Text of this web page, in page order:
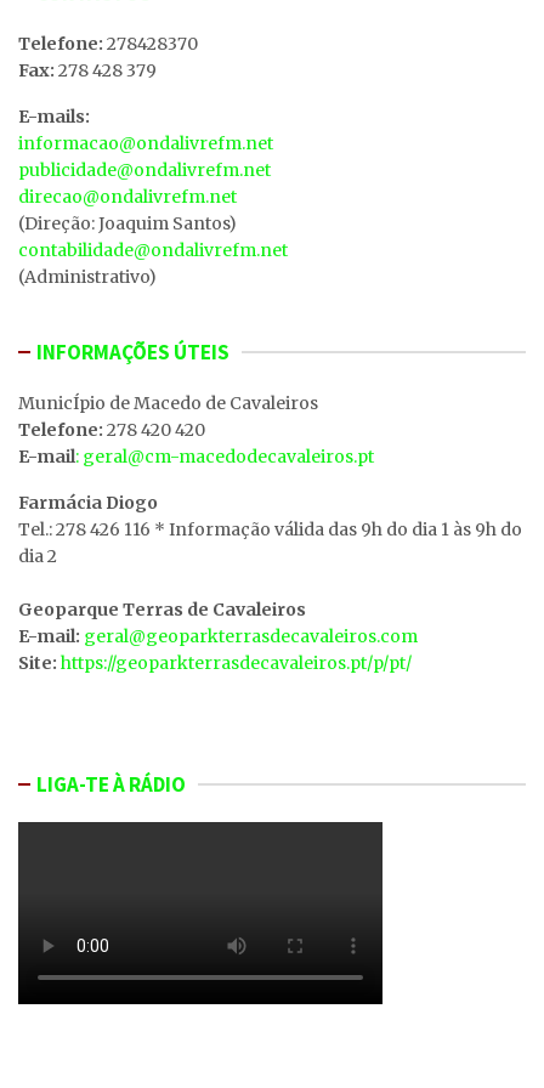
Telefone: 278428370
Fax: 278 428 379
E-mails:
informacao@ondalivrefm.net
publicidade@ondalivrefm.net
direcao@ondalivrefm.net
(Direção: Joaquim Santos)
contabilidade@ondalivrefm.net
(Administrativo)
INFORMAÇÕES ÚTEIS
MunicÍpio de Macedo de Cavaleiros
Telefone: 278 420 420
E-mail: geral@cm-macedodecavaleiros.pt
Farmácia Diogo
Tel.: 278 426 116 * Informação válida das 9h do dia 1 às 9h do
dia 2
Geoparque Terras de Cavaleiros
E-mail: geral@geoparkterrasdecavaleiros.com
Site: https://geoparkterrasdecavaleiros.pt/p/pt/
LIGA-TE À RÁDIO